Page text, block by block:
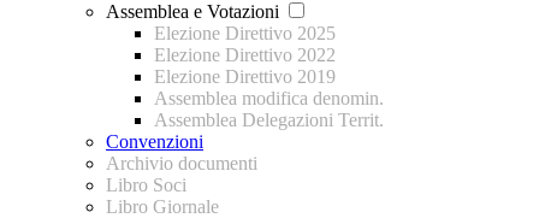
Assemblea e Votazioni
Elezione Direttivo 2025
Elezione Direttivo 2022
Elezione Direttivo 2019
Assemblea modifica denomin.
Assemblea Delegazioni Territ.
Convenzioni
Archivio documenti
Libro Soci
Libro Giornale